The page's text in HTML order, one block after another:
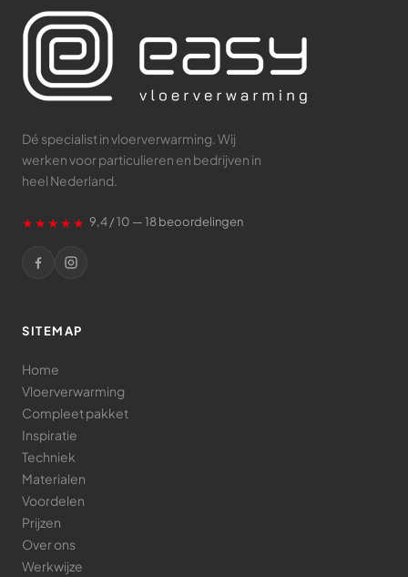
Dé specialist in vloerverwarming. Wij
werken voor particulieren en bedrijven in
heel Nederland.
★★★★★ 9,4 / 10 — 18 beoordelingen
SITEMAP
Home
Vloerverwarming
Compleet pakket
Inspiratie
Techniek
Materialen
Voordelen
Prijzen
Over ons
Werkwijze